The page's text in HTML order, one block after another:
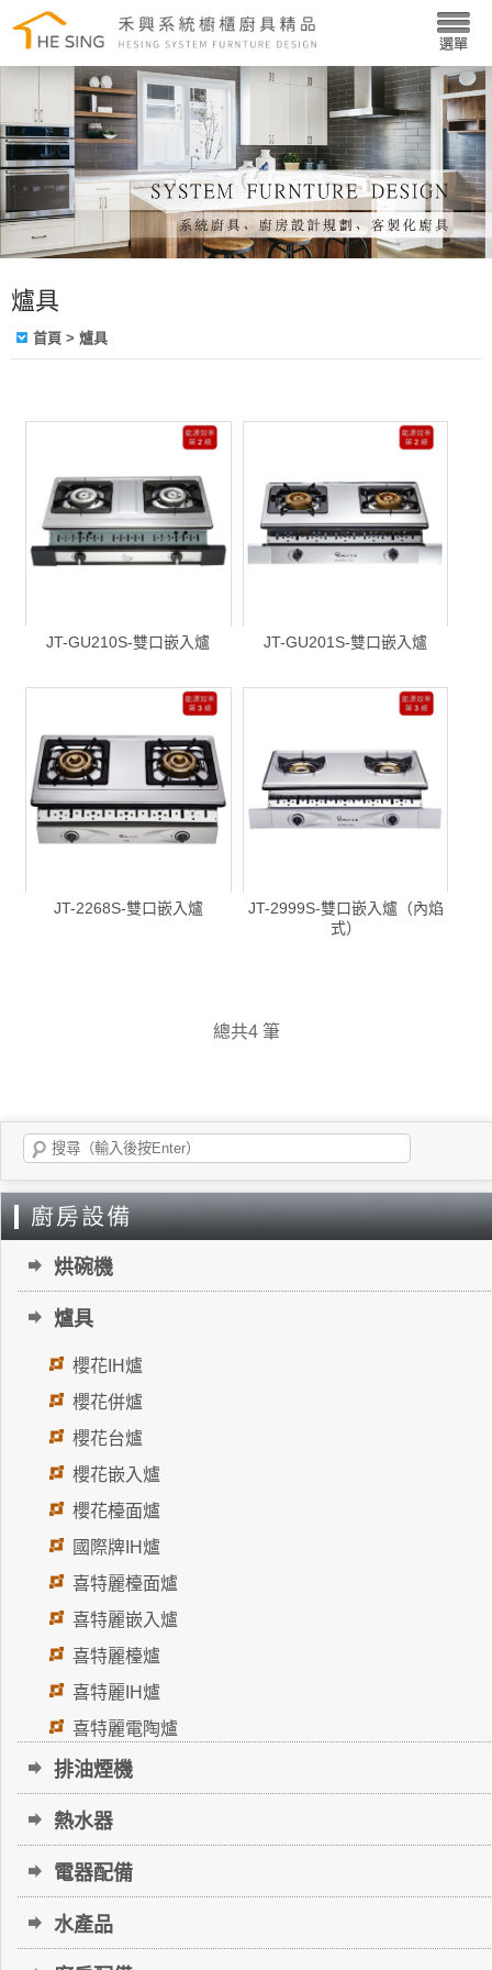
爐具
首頁 > 爐具
JT-GU210S-雙口嵌入爐 JT-GU201S-雙口嵌入爐
JT-2268S-雙口嵌入爐
JT-2999S-雙口嵌入爐（內焰
式）
總共4 筆
烘碗機
爐具
櫻花IH爐
櫻花併爐
櫻花台爐
櫻花嵌入爐
櫻花檯面爐
國際牌IH爐
喜特麗檯面爐
喜特麗嵌入爐
喜特麗檯爐
喜特麗IH爐
喜特麗電陶爐
排油煙機
熱水器
電器配備
水產品